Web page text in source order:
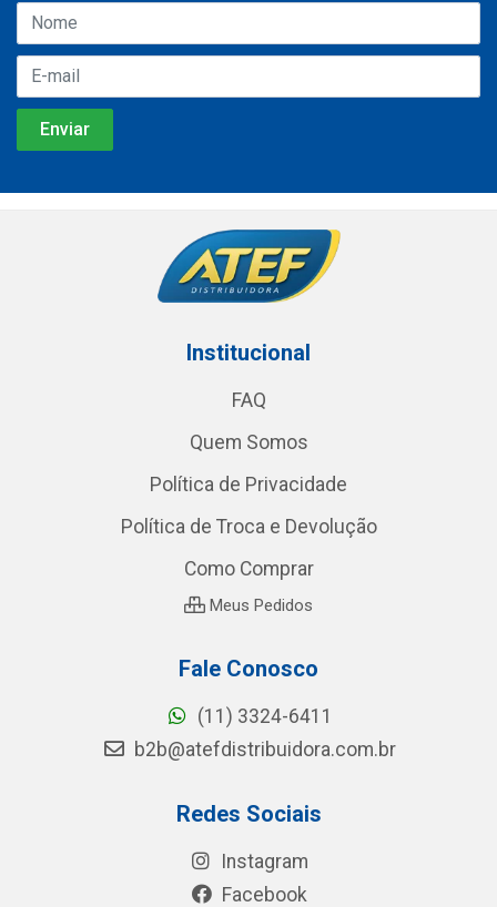
Institucional
FAQ
Quem Somos
Política de Privacidade
Política de Troca e Devolução
Como Comprar
Meus Pedidos
Fale Conosco
(11) 3324-6411
b2b@atefdistribuidora.com.br
Redes Sociais
Instagram
Facebook